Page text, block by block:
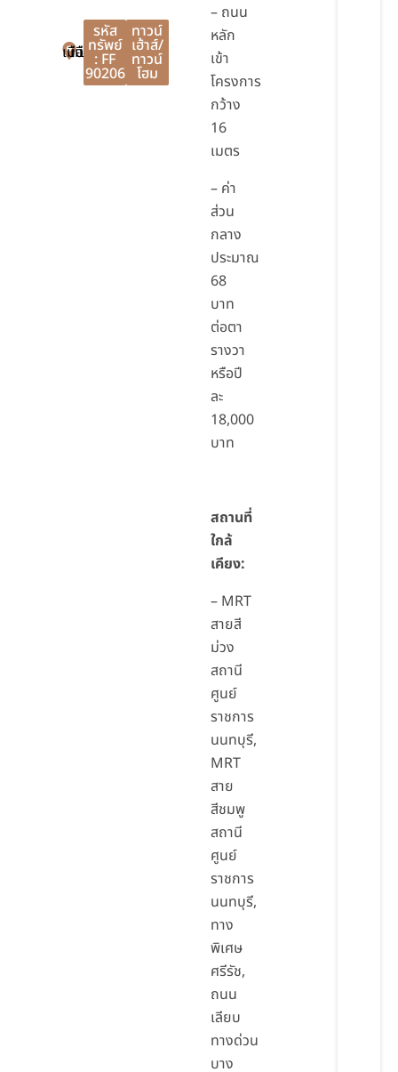
เมืองนนทบุรี
เมืองนนทบุรี
นนทบุรี
รหัส
ทรัพย์
: FF
90206
ทาวน์
เฮ้าส์/
ทาวน์
โฮม
– ถนน
หลัก
เข้า
โครงการ
กว้าง
16
เมตร
– ค่า
ส่วน
กลาง
ประมาณ
68
บาท
ต่อตา
รางวา
หรือปี
ละ
18,000
บาท
สถานที่
ใกล้
เคียง:
– MRT
สายสี
ม่วง
สถานี
ศูนย์
ราชการ
นนทบุรี,
MRT
สาย
สีชมพู
สถานี
ศูนย์
ราชการ
นนทบุรี,
ทาง
พิเศษ
ศรีรัช,
ถนน
เลียบ
ทางด่วน
บาง